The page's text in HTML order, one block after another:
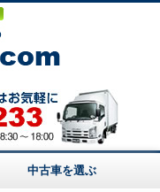
中古車を選ぶ